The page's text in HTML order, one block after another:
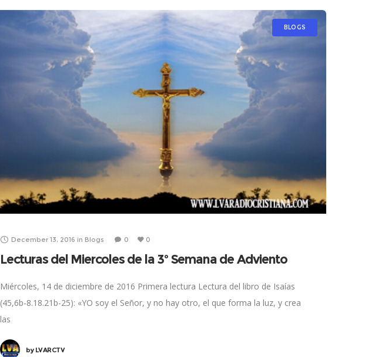
BLOGS
December 13, 2016 in Blogs 0 0
Lecturas del Miercoles de la 3º Semana de Adviento
Miércoles, 14 de diciembre de 2016 Primera lectura Lectura del libro de Isaías
(45,6b-8.18.21b-25): «YO soy el Señor, y no hay otro, el que forma la luz, y crea
las
byLVARCTV